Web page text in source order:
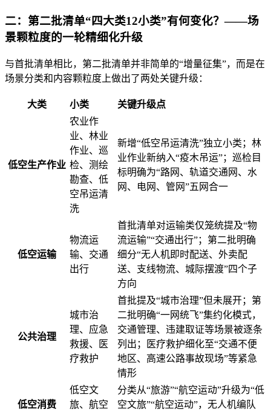
二：第二批清单“四大类12小类”有何变化？——场
景颗粒度的一轮精细化升级
与首批清单相比，第二批清单并非简单的“增量征集”，而是在
场景分类和内容颗粒度上做出了两处关键升级：
大类 小类 关键升级点
低空生产作业
农业作
业、林业
作业、巡
检、测绘
勘查、低
空吊运清
洗
新增“低空吊运清洗”独立小类；林
业作业新纳入“疫木吊运”；巡检目
标明确为“路网、轨道交通网、水
网、电网、管网”五网合一
低空运输
物流运
输、交通
出行
首批清单对运输类仅笼统提及“物
流运输”“交通出行”；第二批明确
细分“无人机即时配送、外卖配
送、支线物流、城际摆渡”四个子
方向
公共治理
城市治
理、应急
救援、医
疗救护
首批提及“城市治理”但未展开；第
二批明确“一网统飞”集约化模式，
交通管理、违建取证等场景被逐条
列出；医疗救护细化至“交通不便
地区、高速公路事故现场”等紧急
情形
低空消费
低空文
旅、航空
分类从“旅游”“航空运动”升级为“低
空文旅”“航空运动”，无人机编队